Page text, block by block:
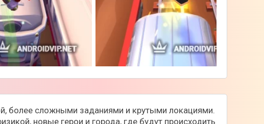
более сложными заданиями и крутыми локациями.
новые герои и города, где будут происходить